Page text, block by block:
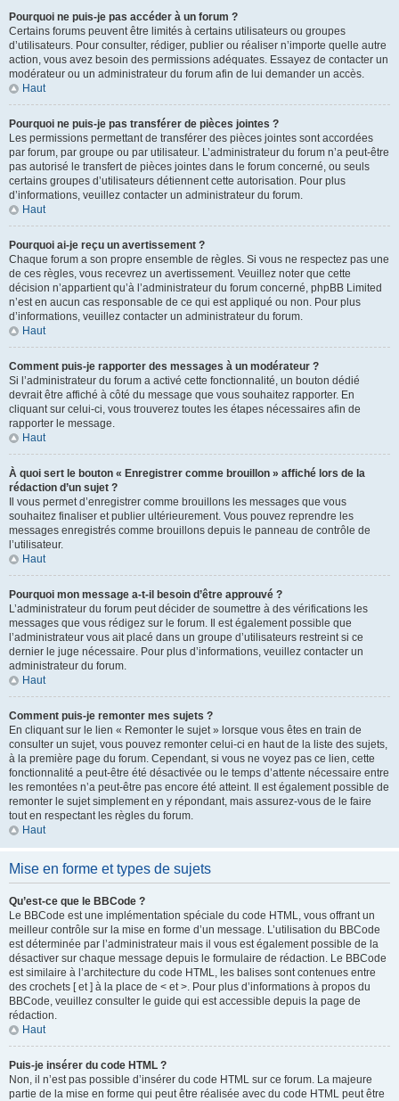
Pourquoi ne puis-je pas accéder à un forum ?
Certains forums peuvent être limités à certains utilisateurs ou groupes
d’utilisateurs. Pour consulter, rédiger, publier ou réaliser n’importe quelle autre
action, vous avez besoin des permissions adéquates. Essayez de contacter un
modérateur ou un administrateur du forum afin de lui demander un accès.
Haut
Pourquoi ne puis-je pas transférer de pièces jointes ?
Les permissions permettant de transférer des pièces jointes sont accordées
par forum, par groupe ou par utilisateur. L’administrateur du forum n’a peut-être
pas autorisé le transfert de pièces jointes dans le forum concerné, ou seuls
certains groupes d’utilisateurs détiennent cette autorisation. Pour plus
d’informations, veuillez contacter un administrateur du forum.
Haut
Pourquoi ai-je reçu un avertissement ?
Chaque forum a son propre ensemble de règles. Si vous ne respectez pas une
de ces règles, vous recevrez un avertissement. Veuillez noter que cette
décision n’appartient qu’à l’administrateur du forum concerné, phpBB Limited
n’est en aucun cas responsable de ce qui est appliqué ou non. Pour plus
d’informations, veuillez contacter un administrateur du forum.
Haut
Comment puis-je rapporter des messages à un modérateur ?
Si l’administrateur du forum a activé cette fonctionnalité, un bouton dédié
devrait être affiché à côté du message que vous souhaitez rapporter. En
cliquant sur celui-ci, vous trouverez toutes les étapes nécessaires afin de
rapporter le message.
Haut
À quoi sert le bouton « Enregistrer comme brouillon » affiché lors de la
rédaction d’un sujet ?
Il vous permet d’enregistrer comme brouillons les messages que vous
souhaitez finaliser et publier ultérieurement. Vous pouvez reprendre les
messages enregistrés comme brouillons depuis le panneau de contrôle de
l’utilisateur.
Haut
Pourquoi mon message a-t-il besoin d’être approuvé ?
L’administrateur du forum peut décider de soumettre à des vérifications les
messages que vous rédigez sur le forum. Il est également possible que
l’administrateur vous ait placé dans un groupe d’utilisateurs restreint si ce
dernier le juge nécessaire. Pour plus d’informations, veuillez contacter un
administrateur du forum.
Haut
Comment puis-je remonter mes sujets ?
En cliquant sur le lien « Remonter le sujet » lorsque vous êtes en train de
consulter un sujet, vous pouvez remonter celui-ci en haut de la liste des sujets,
à la première page du forum. Cependant, si vous ne voyez pas ce lien, cette
fonctionnalité a peut-être été désactivée ou le temps d’attente nécessaire entre
les remontées n’a peut-être pas encore été atteint. Il est également possible de
remonter le sujet simplement en y répondant, mais assurez-vous de le faire
tout en respectant les règles du forum.
Haut
Mise en forme et types de sujets
Qu’est-ce que le BBCode ?
Le BBCode est une implémentation spéciale du code HTML, vous offrant un
meilleur contrôle sur la mise en forme d’un message. L’utilisation du BBCode
est déterminée par l’administrateur mais il vous est également possible de la
désactiver sur chaque message depuis le formulaire de rédaction. Le BBCode
est similaire à l’architecture du code HTML, les balises sont contenues entre
des crochets [ et ] à la place de < et >. Pour plus d’informations à propos du
BBCode, veuillez consulter le guide qui est accessible depuis la page de
rédaction.
Haut
Puis-je insérer du code HTML ?
Non, il n’est pas possible d’insérer du code HTML sur ce forum. La majeure
partie de la mise en forme qui peut être réalisée avec du code HTML peut être